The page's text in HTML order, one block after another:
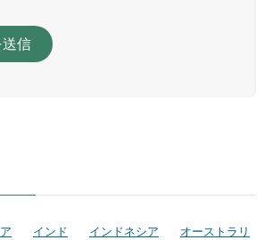
インド インドネシア
オーストラリ